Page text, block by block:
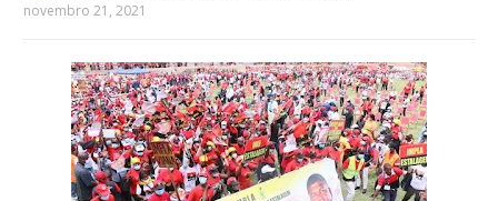
novembro 21, 2021